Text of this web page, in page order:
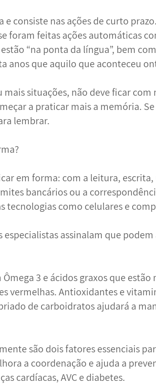
consiste nas ações de curto
foram feitas ações automáticas
“na ponta da língua”, bem
anos que aquilo que aconteceu
situações, não deve ficar com
a praticar mais a memória.
lembrar.
em forma: com a leitura,
bancários ou a
tecnologias como celulares e
assinalam que
3 e ácidos graxos que estão
vermelhas. Antioxidantes e
de carboidratos ajudará a
são dois fatores essenciais
a coordenação e ajuda a
cardíacas, AVC e diabetes.